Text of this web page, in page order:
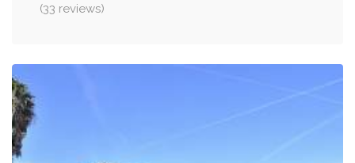
(33 reviews)